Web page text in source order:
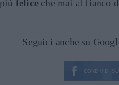
più felice che mai al fianco
Seguici anche su
CONDIVIDI SU